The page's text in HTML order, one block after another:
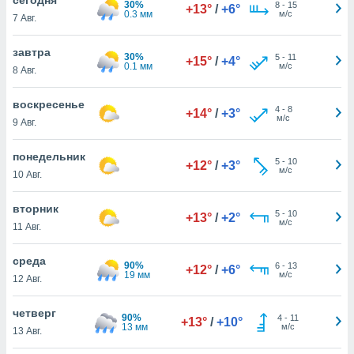
действия
на веб-
основе.
нашей
cookie
в
ВЫ
7 Авг.
30%
0.3 мм
+13° / +6° 8- 15
м/с
завтра
8 Авг.
30%
0.1 мм
+15° / +4° 5- 11
м/с
воскресенье
9 Авг.
+14° / +3° 4- 8
м/с
понедельник
10 Авг.
+12° / +3° 5- 10
м/с
вторник
11 Авг.
+13° / +2° 5- 10
м/с
среда
12 Авг.
90%
19 мм
+12° / +6° 6- 13
м/с
четверг
13 Авг.
90%
13 мм
+13° / +10° 4- 11
м/с